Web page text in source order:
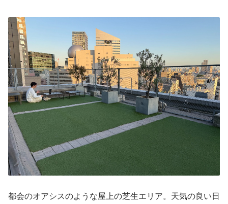
都会のオアシスのような屋上の芝生エリア。天気の良い日